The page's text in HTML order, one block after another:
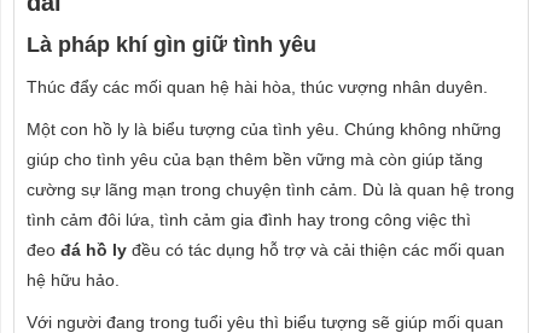
Là pháp khí gìn giữ tình yêu
Thúc đẩy các mối quan hệ hài hòa, thúc vượng nhân duyên.
Một con hồ ly là biểu tượng của tình yêu. Chúng không những
giúp cho tình yêu của bạn thêm bền vững mà còn giúp tăng
cường sự lãng mạn trong chuyện tình cảm. Dù là quan hệ trong
tình cảm đôi lứa, tình cảm gia đình hay trong công việc thì
đeo đá hồ ly đều có tác dụng hỗ trợ và cải thiện các mối quan
hệ hữu hảo.
Với người đang trong tuổi yêu thì biểu tượng sẽ giúp mối quan